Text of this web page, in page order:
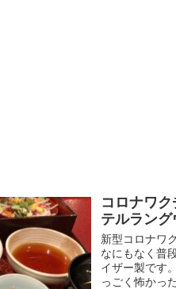
コロナワ
テルラング
新型コロナワ
なにもなく普
イザー製です
っごく怖かっ